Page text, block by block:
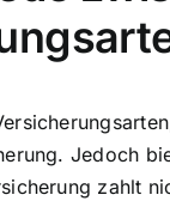
Jedoch
zahlt